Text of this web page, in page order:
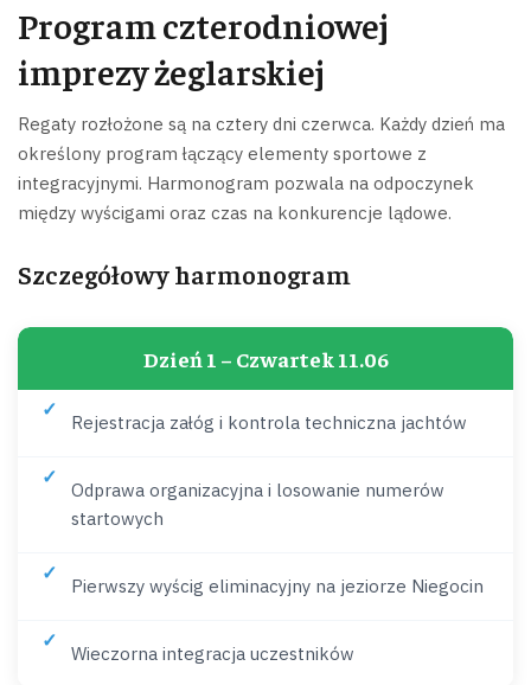
Program czterodniowej
imprezy żeglarskiej
Regaty rozłożone są na cztery dni czerwca. Każdy dzień ma
określony program łączący elementy sportowe z
integracyjnymi. Harmonogram pozwala na odpoczynek
między wyścigami oraz czas na konkurencje lądowe.
Szczegółowy harmonogram
Dzień 1 – Czwartek 11.06
Rejestracja załóg i kontrola techniczna jachtów
Odprawa organizacyjna i losowanie numerów
startowych
Pierwszy wyścig eliminacyjny na jeziorze Niegocin
Wieczorna integracja uczestników